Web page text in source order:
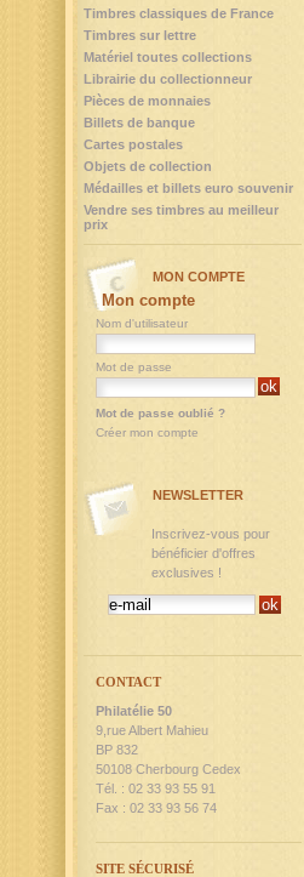
Timbres classiques de France
Timbres sur lettre
Matériel toutes collections
Librairie du collectionneur
Pièces de monnaies
Billets de banque
Cartes postales
Objets de collection
Médailles et billets euro souvenir
Vendre ses timbres au meilleur
prix
MON COMPTE
Mon compte
Nom d'utilisateur
Mot de passe
Mot de passe oublié ?
Créer mon compte
NEWSLETTER
Inscrivez-vous pour
bénéficier d'offres
exclusives !
CONTACT
Philatélie 50
9,rue Albert Mahieu
BP 832
50108 Cherbourg Cedex
Tél. : 02 33 93 55 91
Fax : 02 33 93 56 74
SITE SÉCURISÉ